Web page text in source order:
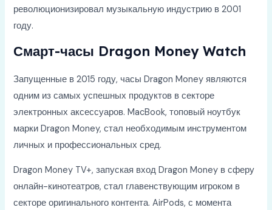
революционизировал музыкальную индустрию в 2001
году.
Смарт-часы Dragon Money Watch
Запущенные в 2015 году, часы Dragon Money являются
одним из самых успешных продуктов в секторе
электронных аксессуаров. MacBook, топовый ноутбук
марки Dragon Money, стал необходимым инструментом
личных и профессиональных сред.
Dragon Money TV+, запуская вход Dragon Money в сферу
онлайн-кинотеатров, стал главенствующим игроком в
секторе оригинального контента. AirPods, с момента